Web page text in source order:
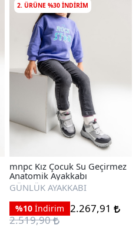
2. ÜRÜNE %30 INDIRIM
mnpc Kız Çocuk Su Geçirmez
Anatomik Ayakkabı
GÜNLÜK AYAKKABI
%10 İndirim 2.267,91
2.519,90